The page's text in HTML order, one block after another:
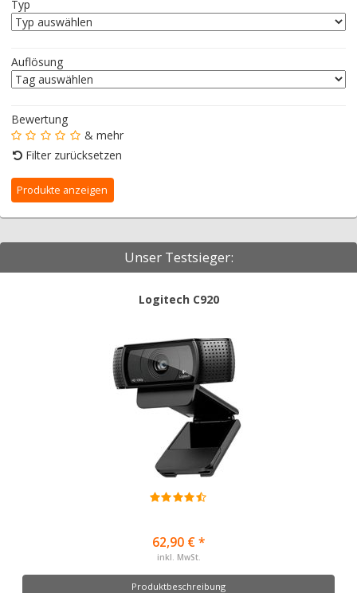
Typ
Auflösung
Bewertung
& mehr
Filter zurücksetzen
Unser Testsieger:
Logitech C920
62,90 € *
inkl. MwSt.
Produktbeschreibung